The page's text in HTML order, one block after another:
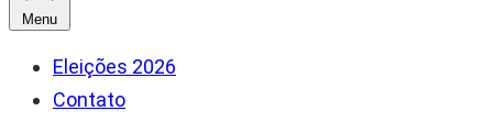
Menu
Eleições 2026
Contato